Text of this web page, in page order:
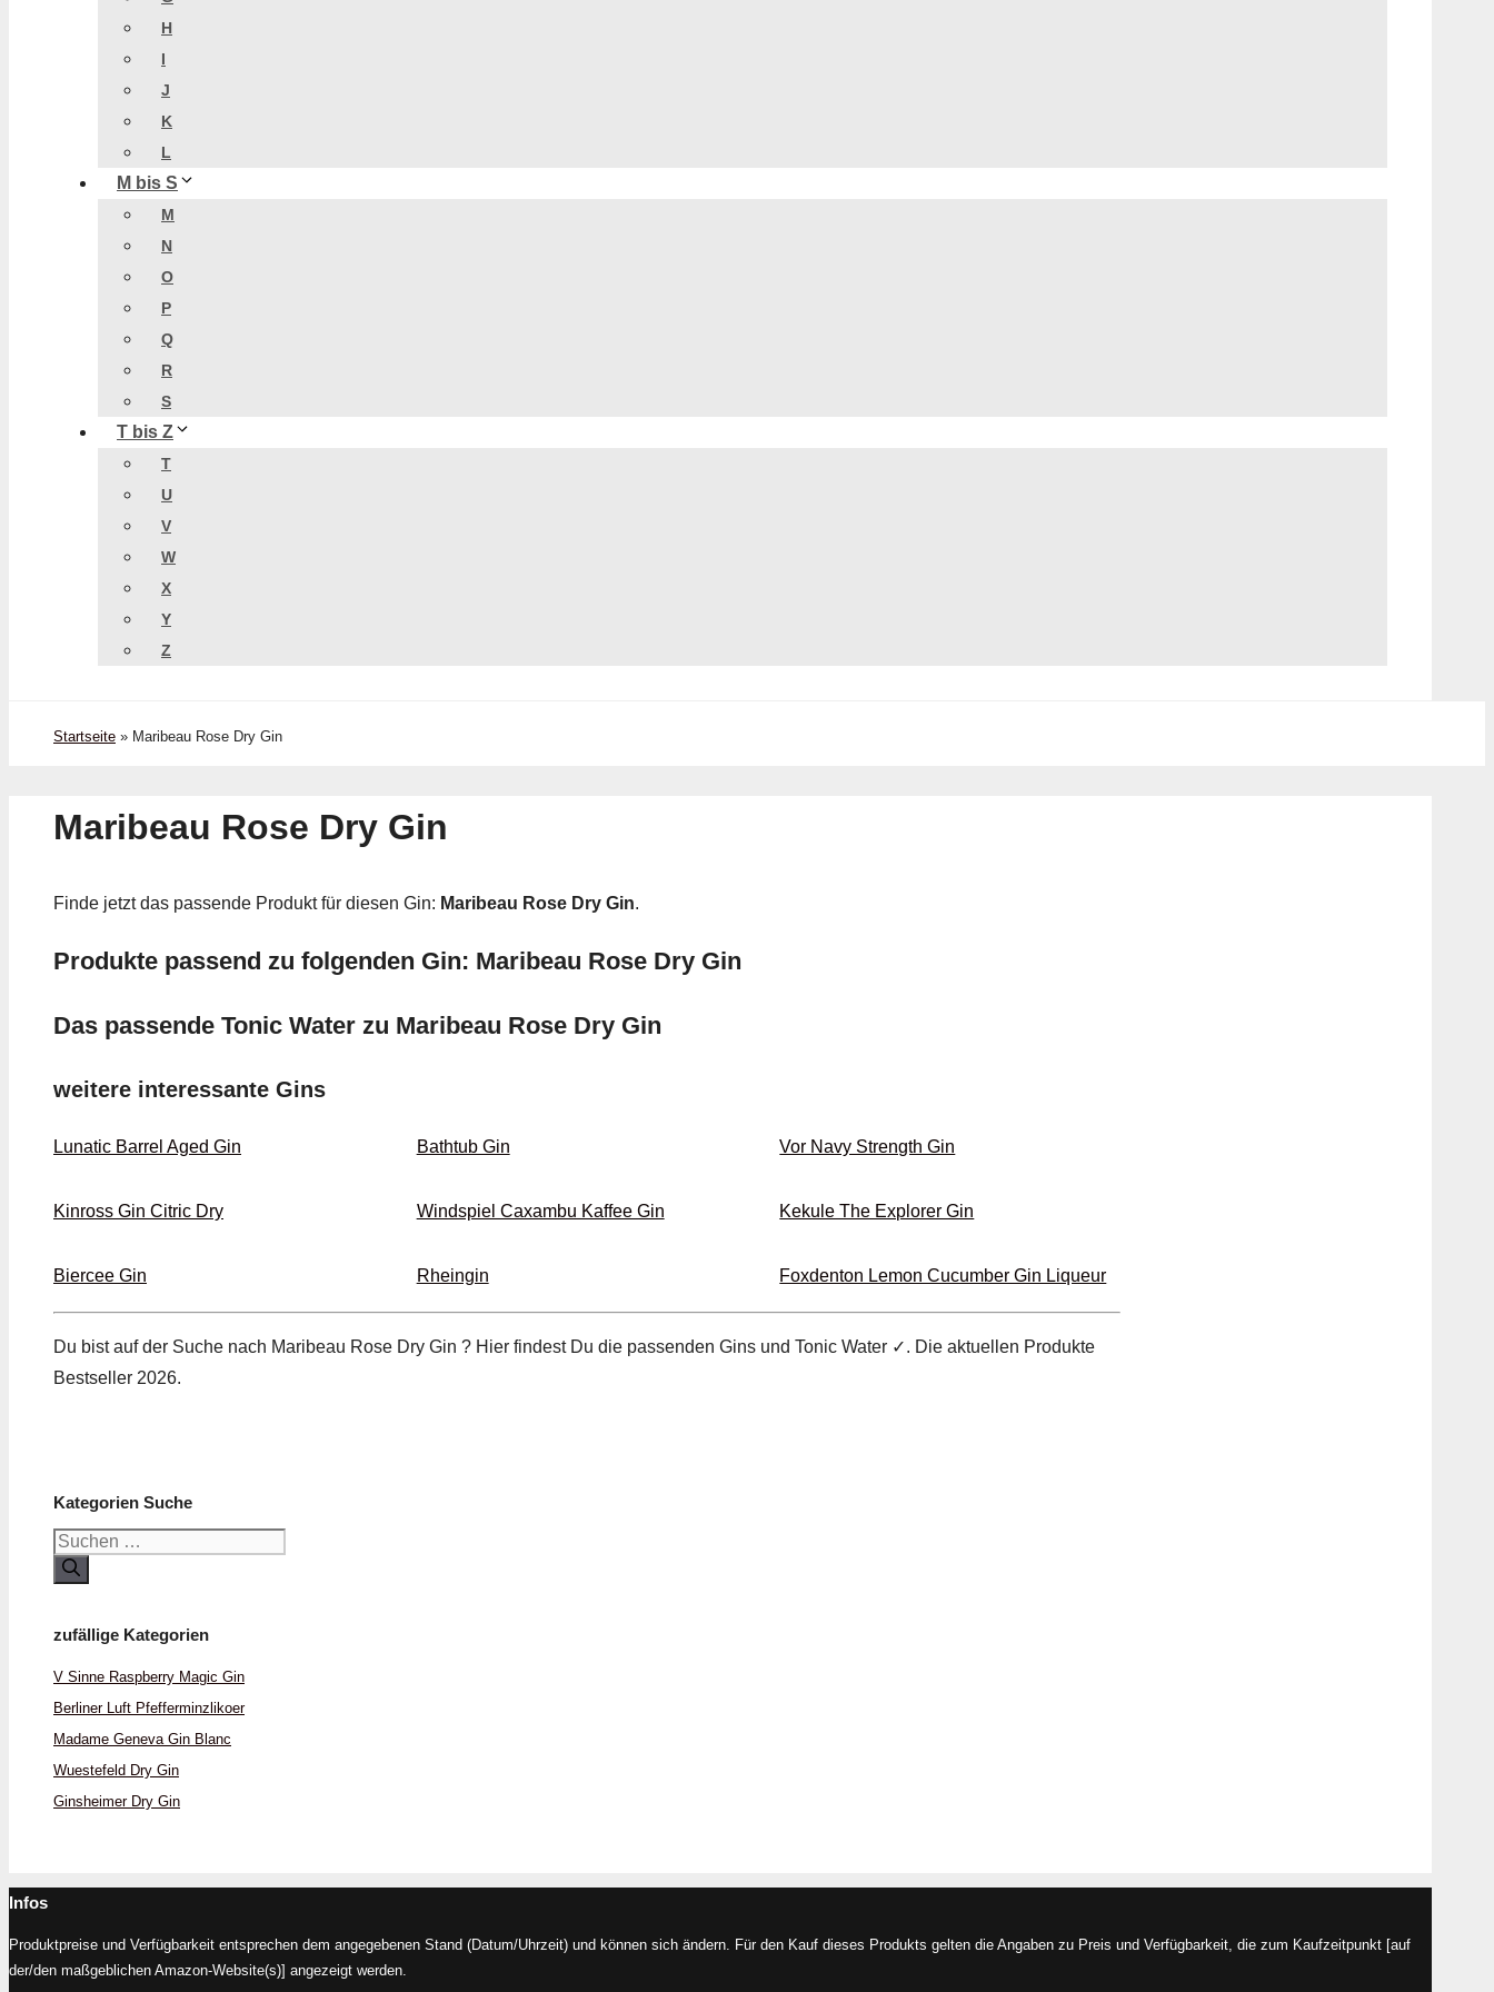
H
I
J
K
L
M bis S
M
N
O
P
Q
R
S
T bis Z
T
U
V
W
X
Y
Z
Startseite » Maribeau Rose Dry Gin
Maribeau Rose Dry Gin
Finde jetzt das passende Produkt für diesen Gin: Maribeau Rose Dry Gin.
Produkte passend zu folgenden Gin: Maribeau Rose Dry Gin
Das passende Tonic Water zu Maribeau Rose Dry Gin
weitere interessante Gins
Lunatic Barrel Aged Gin Bathtub Gin Vor Navy Strength Gin
Kinross Gin Citric Dry Windspiel Caxambu Kaffee Gin Kekule The Explorer Gin
Biercee Gin Rheingin Foxdenton Lemon Cucumber Gin Liqueur
Du bist auf der Suche nach Maribeau Rose Dry Gin ? Hier findest Du die passenden Gins und Tonic Water ✓. Die aktuellen Produkte
Bestseller 2026.
Kategorien Suche
Suchen
nach:
zufällige Kategorien
V Sinne Raspberry Magic Gin
Berliner Luft Pfefferminzlikoer
Madame Geneva Gin Blanc
Wuestefeld Dry Gin
Ginsheimer Dry Gin
Infos
Produktpreise und Verfügbarkeit entsprechen dem angegebenen Stand (Datum/Uhrzeit) und können sich ändern. Für den Kauf dieses Produkts gelten die Angaben zu Preis und Verfügbarkeit, die zum Kaufzeitpunkt [auf
der/den maßgeblichen Amazon-Website(s)] angezeigt werden.